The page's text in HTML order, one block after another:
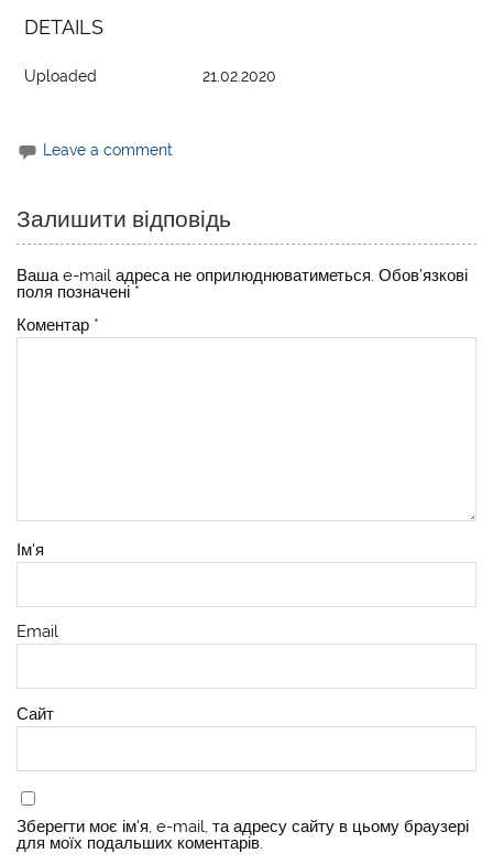
DETAILS
Uploaded 21.02.2020
Leave a comment
Залишити відповідь
Ваша e-mail адреса не оприлюднюватиметься. Обов’язкові
поля позначені *
Коментар *
Ім'я
Email
Сайт
Зберегти моє ім'я, e-mail, та адресу сайту в цьому браузері
для моїх подальших коментарів.